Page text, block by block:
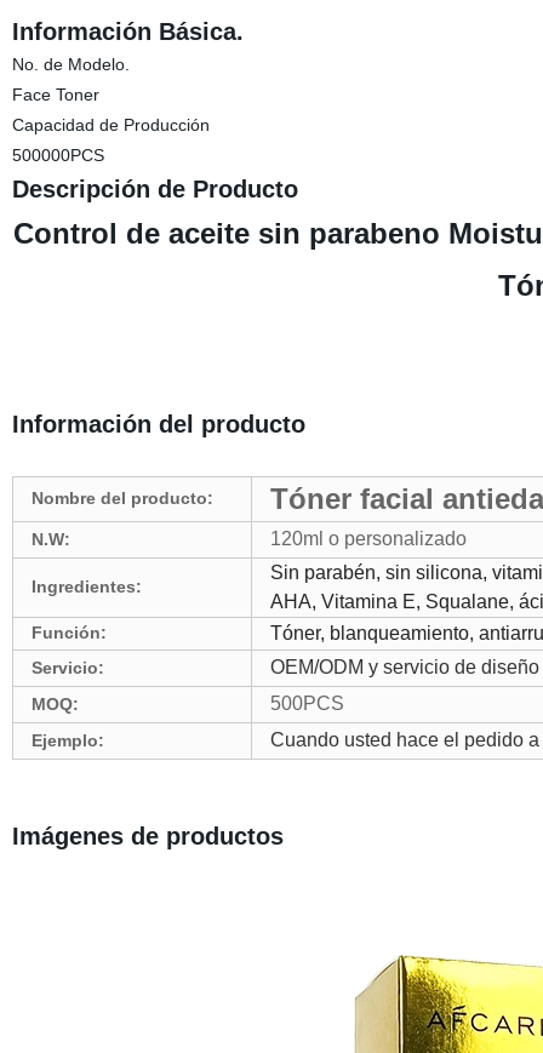
Información Básica.
No. de Modelo.
Face Toner
Capacidad de Producción
500000PCS
Descripción de Producto
Control de aceite sin parabeno
Información del producto
Nombre del producto: Tóner facial
N.W: 120ml o personalizado
Ingredientes:
Sin parabén, sin silicona,
AHA, Vitamina E, Squalane,
Función: Tóner, blanqueamiento,
Servicio: OEM/ODM y servicio de diseño
MOQ: 500PCS
Ejemplo: Cuando usted hace el pedido
Imágenes de productos